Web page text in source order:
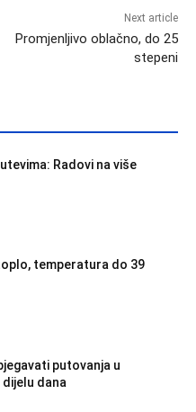
Next article
Promjenljivo oblačno, do 25
stepeni
Radovi na više
temperatura do 39
putovanja u
dana